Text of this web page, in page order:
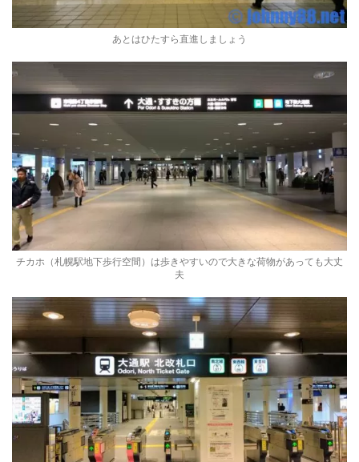
あとはひたすら直進しましょう
チカホ（札幌駅地下歩行空間）は歩きやすいので大きな荷物があっても大丈
夫